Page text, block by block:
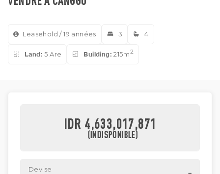
Leasehold / 19 années 3 4
Land: 5 Are Building: 215m2
IDR 4,633,017,871
(INDISPONIBLE)
Devise